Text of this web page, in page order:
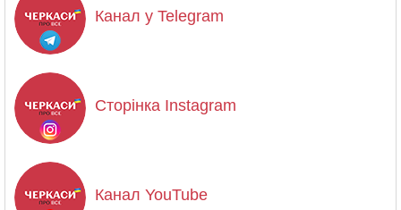
Канал у Telegram
Сторінка Instagram
Канал YouTube